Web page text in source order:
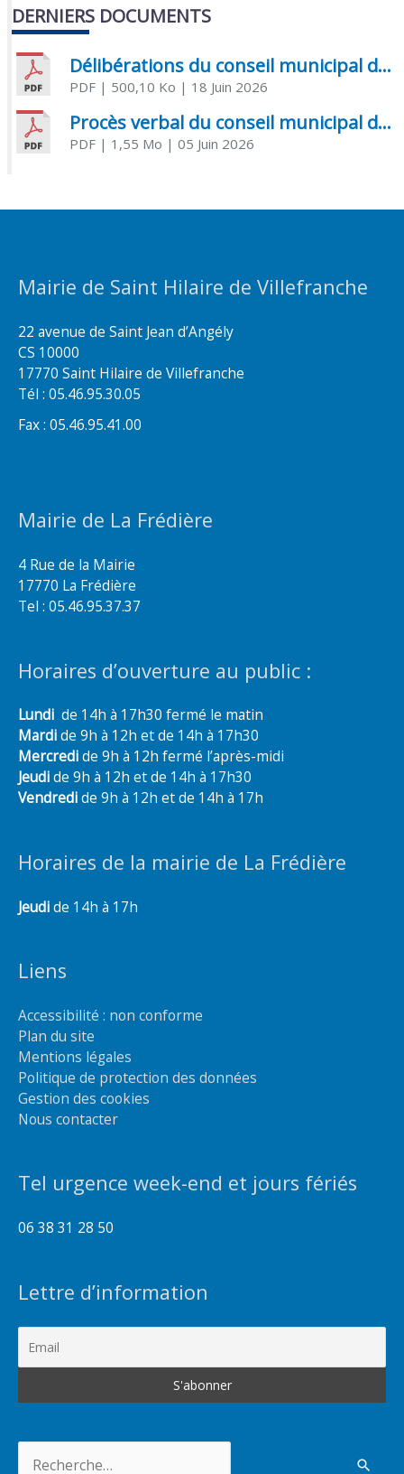
DERNIERS DOCUMENTS
Délibérations du conseil municipal du 18 juin 2026
PDF| 500,10 Ko | 18 Juin 2026
Procès verbal du conseil municipal du 05 juin 2026
PDF| 1,55 Mo | 05 Juin 2026
Mairie de Saint Hilaire de Villefranche
22 avenue de Saint Jean d’Angély
CS 10000
17770 Saint Hilaire de Villefranche
Tél : 05.46.95.30.05
Fax : 05.46.95.41.00
Mairie de La Frédière
4 Rue de la Mairie
17770 La Frédière
Tel : 05.46.95.37.37
Horaires d’ouverture au public :
Lundi de 14h à 17h30 fermé le matin
Mardide 9h à 12h et de 14h à 17h30
Mercredide 9h à 12h fermé l’après-midi
Jeudide 9h à 12h et de 14h à 17h30
Vendredide 9h à 12h et de 14h à 17h
Horaires de la mairie de La Frédière
Jeudide 14h à 17h
Liens
Accessibilité : non conforme
Plan du site
Mentions légales
Politique de protection des données
Gestion des cookies
Nous contacter
Tel urgence week-end et jours fériés
06 38 31 28 50
Lettre d’information